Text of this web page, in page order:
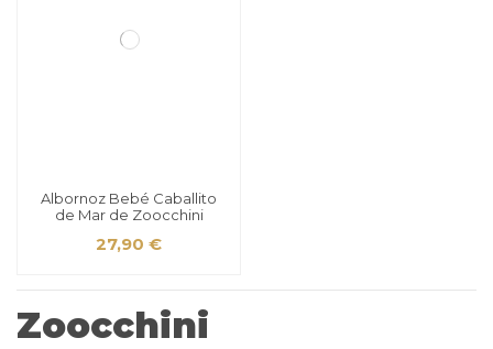
Zoocchini
Albornoz Bebé Caballito
de Mar de Zoocchini
27,90 €